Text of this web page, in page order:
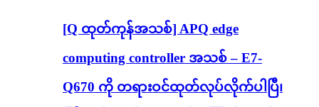
[Q ထုတ်ကုန်အသစ်] APQ edge
computing controller အသစ် – E7-
Q670 ကို တရားဝင်ထုတ်လုပ်လိုက်ပါပြီ၊